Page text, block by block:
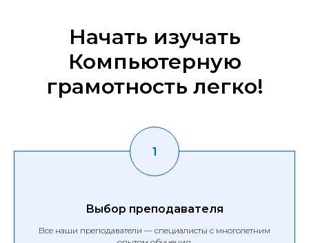
Начать изучать
Компьютерную
грамотность легко!
Выбор преподавателя
Все наши преподаватели — специалисты с многолетним